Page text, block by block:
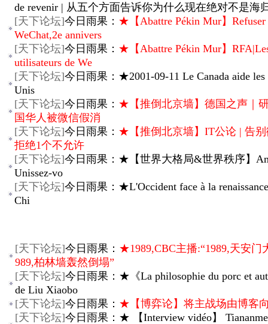
de revenir | 从五个方面告诉你为什么现在绝对不是海
[天下论坛]今日雨果： ★【Abattre Pékin Mur】Refuser
WeChat,2e annivers
[天下论坛]今日雨果： ★【Abattre Pékin Mur】
utilisateurs de We
[天下论坛]今日雨果：★2001-09-11 Le Canada aide les
Unis
[天下论坛]今日雨果： ★【推倒北京墙】德国之声｜
国华人被微信假消
[天下论坛]今日雨果： ★【推倒北京墙】IT公论 | 告
拒绝1个不允许
[天下论坛]今日雨果：★【世界大格局&世界秩序】
Unissez-vo
[天下论坛]今日雨果：★L'Occident face à la
Chi
[天下论坛]今日雨果： ★1989,CBC主播:“1989,天安门
989,柏林墙轰然倒塌”
[天下论坛]今日雨果：★《La philosophie du porc et
de Liu Xiaobo
[天下论坛]今日雨果： ★【博弈论】将主战场由博客
[天下论坛]今日雨果：★ 【Interview vidéo】